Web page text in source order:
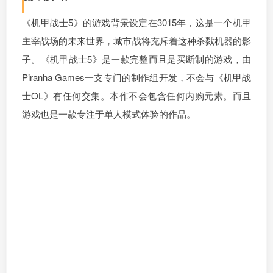
《机甲战士5》的游戏背景设定在3015年，这是一个机甲
主宰战场的未来世界，城市战将充斥着这种杀戮机器的影
子。《机甲战士5》是一款完整而且是买断制的游戏，由
Piranha Games一支专门的制作组开发，不会与《机甲战
士OL》有任何交集。本作不会包含任何内购元素。而且
游戏也是一款专注于单人模式体验的作品。